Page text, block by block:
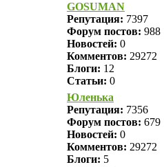
GOSUMAN
Репутация: 7397
Форум постов: 988
Новостей: 0
Комментов: 29272
Блоги: 12
Статьи: 0
Юленька
Репутация: 7356
Форум постов: 679
Новостей: 0
Комментов: 29272
Блоги: 5